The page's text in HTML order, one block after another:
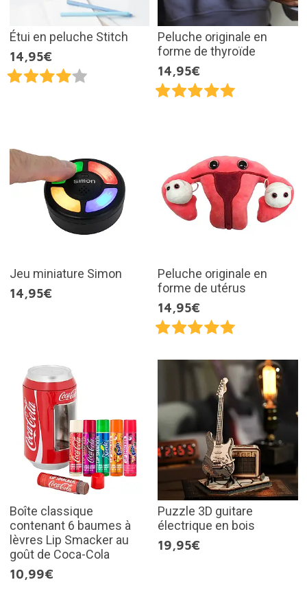
Étui en peluche Stitch
14,95€
Peluche originale en
forme de thyroïde
14,95€
Jeu miniature Simon
14,95€
Peluche originale en
forme de utérus
14,95€
Boîte classique
contenant 6 baumes à
lèvres Lip Smacker au
goût de Coca-Cola
10,99€
Puzzle 3D guitare
électrique en bois
19,95€